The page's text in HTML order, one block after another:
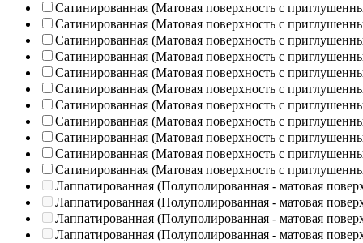
Сатинированная (Матовая поверхность с
Сатинированная (Матовая поверхность с
Сатинированная (Матовая поверхность с
Сатинированная (Матовая поверхность с
Сатинированная (Матовая поверхность с
Сатинированная (Матовая поверхность с
Сатинированная (Матовая поверхность с
Сатинированная (Матовая поверхность с
Сатинированная (Матовая поверхность с
Сатинированная (Матовая поверхность с
Сатинированная (Матовая поверхность с
Лаппатированная (Полуполированная - матовая
Лаппатированная (Полуполированная - матовая
Лаппатированная (Полуполированная - матовая
Лаппатированная (Полуполированная - матовая